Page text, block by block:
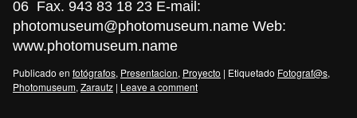
06 Fax. 943 83 18 23 E-mail:
photomuseum@photomuseum.name Web:
www.photomuseum.name
Publicado en fotógrafos, Presentacion, Proyecto | Etiquetado Fotograf@s,
Photomuseum, Zarautz | Leave a comment